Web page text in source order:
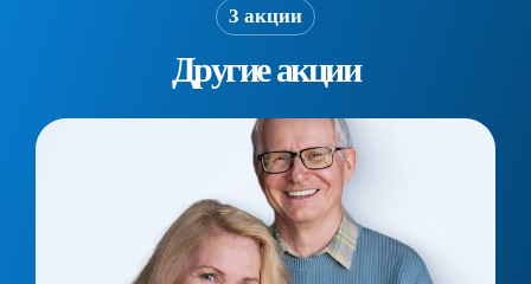
3 акции
Другие акции